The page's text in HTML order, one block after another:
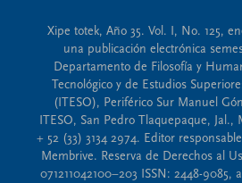
Xipe totek, Año 35. Vol. I, No. 125,
una publicación electrónica
Departamento de Filosofía y
Tecnológico y de Estudios
(ITESO), Periférico Sur Manuel
ITESO, San Pedro Tlaquepaque, Jal.,
+ 52 (33) 3134 2974. Editor
Membrive. Reserva de Derechos al
071211042100–203 ISSN: 2448-9085,